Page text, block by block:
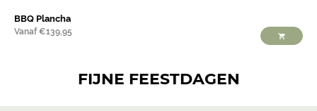
BBQ Plancha
Vanaf €139,95
FIJNE FEESTDAGEN